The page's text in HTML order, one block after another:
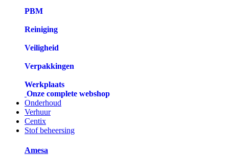
PBM
Reiniging
Veiligheid
Verpakkingen
Werkplaats
Onze complete webshop
Onderhoud
Verhuur
Centix
Stof beheersing
Amesa